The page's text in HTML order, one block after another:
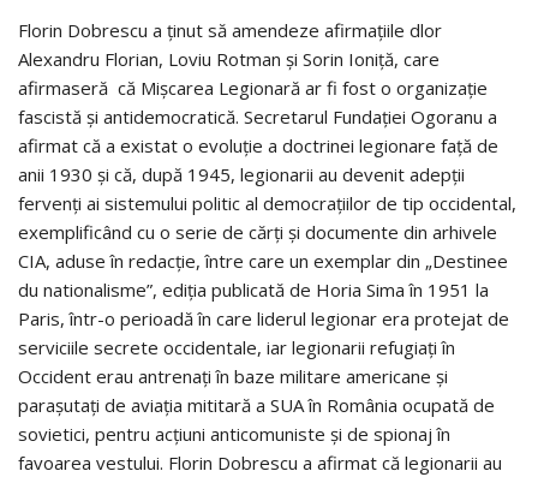
Florin Dobrescu a ţinut să amendeze afirmaţiile dlor
Alexandru Florian, Loviu Rotman şi Sorin Ioniţă, care
afirmaseră că Mişcarea Legionară ar fi fost o organizaţie
fascistă şi antidemocratică. Secretarul Fundaţiei Ogoranu a
afirmat că a existat o evoluţie a doctrinei legionare faţă de
anii 1930 şi că, după 1945, legionarii au devenit adepţii
fervenţi ai sistemului politic al democraţiilor de tip occidental,
exemplificând cu o serie de cărţi şi documente din arhivele
CIA, aduse în redacţie, între care un exemplar din „Destinee
du nationalisme”, ediţia publicată de Horia Sima în 1951 la
Paris, într-o perioadă în care liderul legionar era protejat de
serviciile secrete occidentale, iar legionarii refugiaţi în
Occident erau antrenaţi în baze militare americane şi
paraşutaţi de aviaţia mititară a SUA în România ocupată de
sovietici, pentru acţiuni anticomuniste şi de spionaj în
favoarea vestului. Florin Dobrescu a afirmat că legionarii au